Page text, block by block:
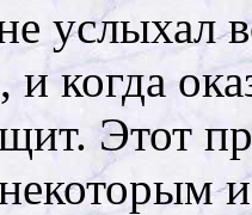
услыхал
, и когда
Этот